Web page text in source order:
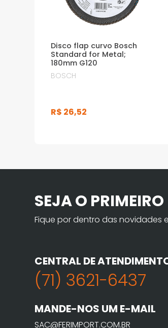
Disco flap curvo Bosch
Standard for Metal;
180mm G120
BOSCH
R$ 26,52
SEJA O PRIMEIRO
Fique por dentro das novidades
CENTRAL DE
(71) 3621-6437
MANDE-NOS UM E-MAIL
SAC@FERIMPORT.COM.BR